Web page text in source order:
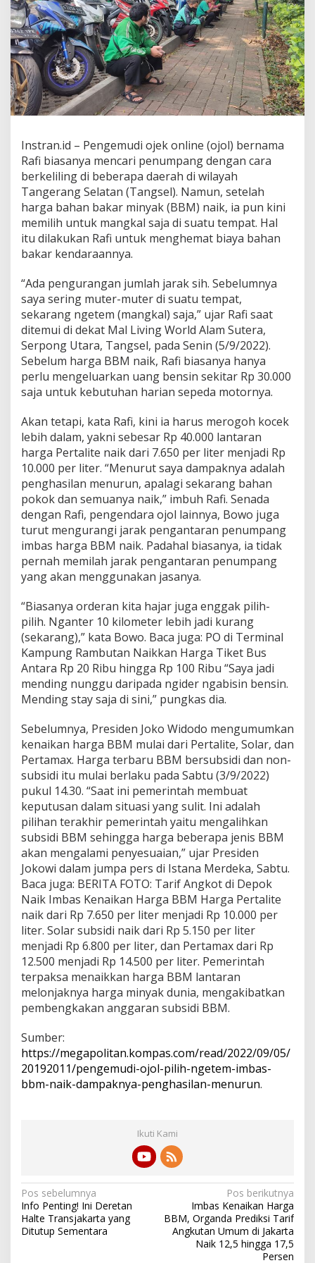
"
N
g
e
t
e
m
I
m
a
s
B
B
M
N
a
i
k
,
D
a
m
p
a
k
n
y
a
P
n
g
h
a
s
i
l
a
n
M
e
n
u
u
n
"
Instran.id – Pengemudi ojek online (ojol) bernama
Rafi biasanya mencari penumpang dengan cara
berkeliling di beberapa daerah di wilayah
Tangerang Selatan (Tangsel). Namun, setelah
harga bahan bakar minyak (BBM) naik, ia pun kini
memilih untuk mangkal saja di suatu tempat. Hal
itu dilakukan Rafi untuk menghemat biaya bahan
bakar kendaraannya.
“Ada pengurangan jumlah jarak sih. Sebelumnya
saya sering muter-muter di suatu tempat,
sekarang ngetem (mangkal) saja,” ujar Rafi saat
ditemui di dekat Mal Living World Alam Sutera,
Serpong Utara, Tangsel, pada Senin (5/9/2022).
Sebelum harga BBM naik, Rafi biasanya hanya
perlu mengeluarkan uang bensin sekitar Rp 30.000
saja untuk kebutuhan harian sepeda motornya.
Akan tetapi, kata Rafi, kini ia harus merogoh kocek
lebih dalam, yakni sebesar Rp 40.000 lantaran
harga Pertalite naik dari 7.650 per liter menjadi Rp
10.000 per liter. “Menurut saya dampaknya adalah
penghasilan menurun, apalagi sekarang bahan
pokok dan semuanya naik,” imbuh Rafi. Senada
dengan Rafi, pengendara ojol lainnya, Bowo juga
turut mengurangi jarak pengantaran penumpang
imbas harga BBM naik. Padahal biasanya, ia tidak
pernah memilah jarak pengantaran penumpang
yang akan menggunakan jasanya.
“Biasanya orderan kita hajar juga enggak pilih-
pilih. Nganter 10 kilometer lebih jadi kurang
(sekarang),” kata Bowo. Baca juga: PO di Terminal
Kampung Rambutan Naikkan Harga Tiket Bus
Antara Rp 20 Ribu hingga Rp 100 Ribu “Saya jadi
mending nunggu daripada ngider ngabisin bensin.
Mending stay saja di sini,” pungkas dia.
Sebelumnya, Presiden Joko Widodo mengumumkan
kenaikan harga BBM mulai dari Pertalite, Solar, dan
Pertamax. Harga terbaru BBM bersubsidi dan non-
subsidi itu mulai berlaku pada Sabtu (3/9/2022)
pukul 14.30. “Saat ini pemerintah membuat
keputusan dalam situasi yang sulit. Ini adalah
pilihan terakhir pemerintah yaitu mengalihkan
subsidi BBM sehingga harga beberapa jenis BBM
akan mengalami penyesuaian,” ujar Presiden
Jokowi dalam jumpa pers di Istana Merdeka, Sabtu.
Baca juga: BERITA FOTO: Tarif Angkot di Depok
Naik Imbas Kenaikan Harga BBM Harga Pertalite
naik dari Rp 7.650 per liter menjadi Rp 10.000 per
liter. Solar subsidi naik dari Rp 5.150 per liter
menjadi Rp 6.800 per liter, dan Pertamax dari Rp
12.500 menjadi Rp 14.500 per liter. Pemerintah
terpaksa menaikkan harga BBM lantaran
melonjaknya harga minyak dunia, mengakibatkan
pembengkakan anggaran subsidi BBM.
Sumber:
https://megapolitan.kompas.com/read/2022/09/05/
20192011/pengemudi-ojol-pilih-ngetem-imbas-
bbm-naik-dampaknya-penghasilan-menurun.
Ikuti Kami
N
a
v
Pos sebelumnya
Info Penting! Ini Deretan
Halte Transjakarta yang
Ditutup Sementara
Pos berikutnya
Imbas Kenaikan Harga
BBM, Organda Prediksi Tarif
Angkutan Umum di Jakarta
Naik 12,5 hingga 17,5
Persen